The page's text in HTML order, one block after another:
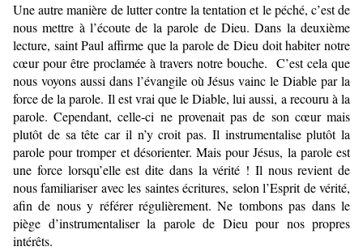
Une autre manière de lutter contre la tentation et le péché, c’est de
nous mettre à l’écoute de la parole de Dieu. Dans la deuxième
lecture, saint Paul affirme que la parole de Dieu doit habiter notre
cœur pour être proclamée à travers notre bouche. C’est cela que
nous voyons aussi dans l’évangile où Jésus vainc le Diable par la
force de la parole. Il est vrai que le Diable, lui aussi, a recouru à la
parole. Cependant, celle-ci ne provenait pas de son cœur mais
plutôt de sa tête car il n’y croit pas. Il instrumentalise plutôt la
parole pour tromper et désorienter. Mais pour Jésus, la parole est
une force lorsqu’elle est dite dans la vérité ! Il nous revient de
nous familiariser avec les saintes écritures, selon l’Esprit de vérité,
afin de nous y référer régulièrement. Ne tombons pas dans le
piège d’instrumentaliser la parole de Dieu pour nos propres
intérêts.